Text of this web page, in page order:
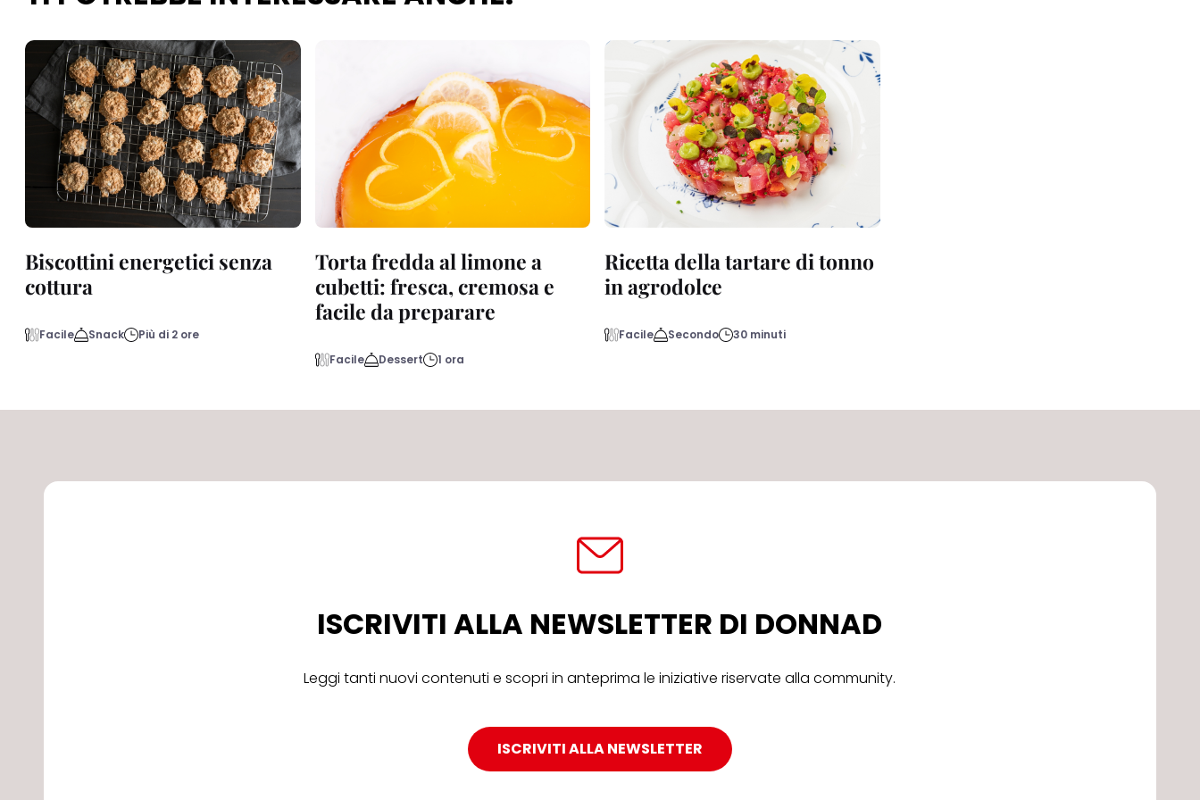
Biscottini energetici senza
cottura
Facile Snack Più di 2 ore
Torta fredda al limone a
cubetti: fresca, cremosa e
facile da preparare
Facile Dessert 1 ora
Ricetta della tartare di tonno
in agrodolce
Facile Secondo 30 minuti
ISCRIVITI ALLA NEWSLETTER DI DONNAD
Leggi tanti nuovi contenuti e scopri in anteprima le iniziative riservate alla community.
ISCRIVITI ALLA NEWSLETTER